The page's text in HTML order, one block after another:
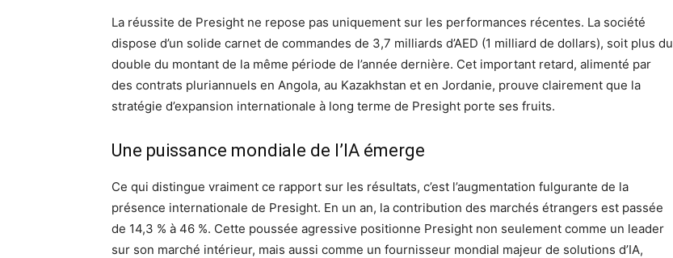
La réussite de Presight ne repose pas uniquement sur les performances récentes. La société
dispose d’un solide carnet de commandes de 3,7 milliards d’AED (1 milliard de dollars), soit plus du
double du montant de la même période de l’année dernière. Cet important retard, alimenté par
des contrats pluriannuels en Angola, au Kazakhstan et en Jordanie, prouve clairement que la
stratégie d’expansion internationale à long terme de Presight porte ses fruits.
Une puissance mondiale de l’IA émerge
Ce qui distingue vraiment ce rapport sur les résultats, c’est l’augmentation fulgurante de la
présence internationale de Presight. En un an, la contribution des marchés étrangers est passée
de 14,3 % à 46 %. Cette poussée agressive positionne Presight non seulement comme un leader
sur son marché intérieur, mais aussi comme un fournisseur mondial majeur de solutions d’IA,